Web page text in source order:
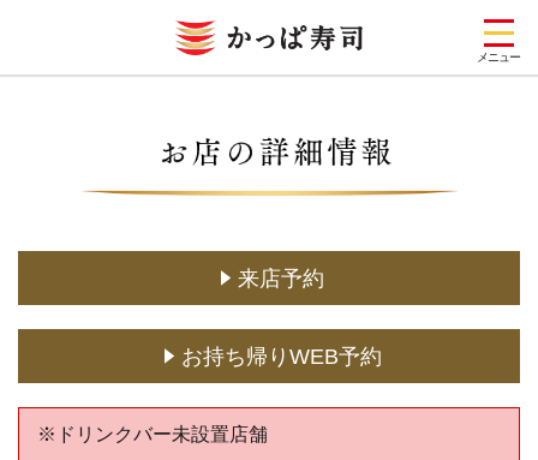
メニュー
定番メニュー (お持ち帰り含む)
どこでもかっぱ寿司
来店予約
お持ち帰りWEB予約
※ドリンクバー未設置店舗